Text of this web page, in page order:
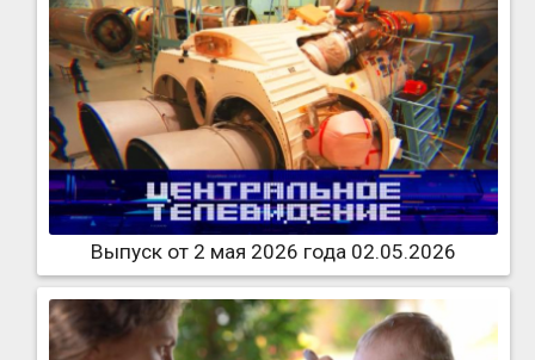
Выпуск от 2 мая 2026 года 02.05.2026